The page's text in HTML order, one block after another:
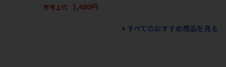
参考上代
1,480円
すべてのおすすめ商品を見る